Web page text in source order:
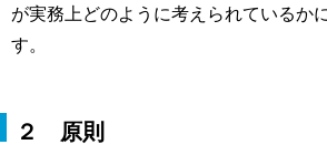
が実務上どのように考えられているか
す。
２ 原則